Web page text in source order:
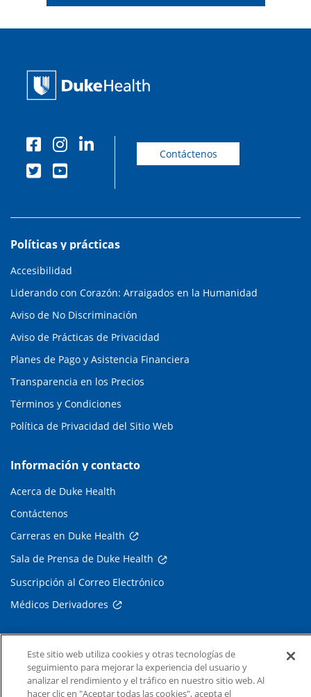
Contáctenos
Políticas y prácticas
Accesibilidad
Liderando con Corazón: Arraigados en la Humanidad
Aviso de No Discriminación
Aviso de Prácticas de Privacidad
Planes de Pago y Asistencia Financiera
Transparencia en los Precios
Términos y Condiciones
Política de Privacidad del Sitio Web
Información y contacto
Acerca de Duke Health
Contáctenos
Carreras en Duke Health
Sala de Prensa de Duke Health
Suscripción al Correo Electrónico
Médicos Derivadores
Duke Cancer Institute
Duke Children's
Este sitio web utiliza cookies y otras tecnologías de
seguimiento para mejorar la experiencia del usuario y
analizar el rendimiento y el tráfico en nuestro sitio web. Al
hacer clic en "Aceptar todas las cookies", acepta el